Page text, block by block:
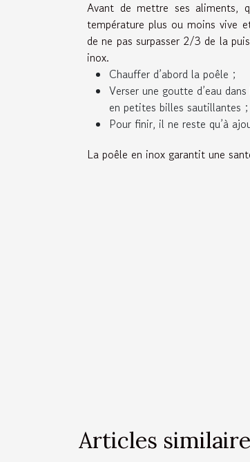
Avant de mettre ses aliments,
température plus ou moins vive
de ne pas surpasser 2/3 de la
inox.
Chauffer d’abord la poêle ;
Verser une goutte d’eau
en petites billes sautillantes ;
Pour finir, il ne reste qu’à
La poêle en inox garantit une
Articles